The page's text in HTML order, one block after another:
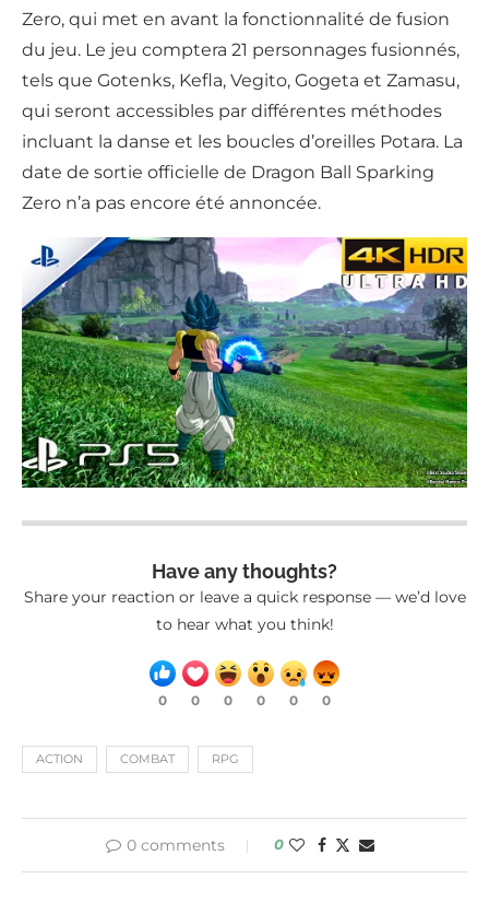
Zero, qui met en avant la fonctionnalité de fusion
du jeu. Le jeu comptera 21 personnages fusionnés,
tels que Gotenks, Kefla, Vegito, Gogeta et Zamasu,
qui seront accessibles par différentes méthodes
incluant la danse et les boucles d’oreilles Potara. La
date de sortie officielle de Dragon Ball Sparking
Zero n’a pas encore été annoncée.
Have any thoughts?
Share your reaction or leave a quick response — we’d love
to hear what you think!
0 0 0 0 0 0
ACTION COMBAT RPG
0 comments 0